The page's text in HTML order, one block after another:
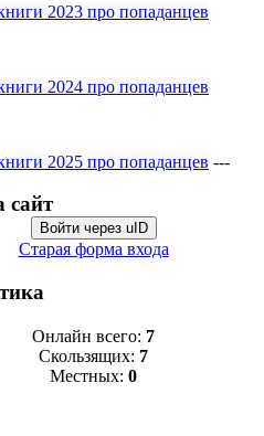
2023 про попаданцев
2024 про попаданцев
2025 про попаданцев ---
сайт
Войти через uID
Старая форма входа
Онлайн всего: 7
Скользящих: 7
Местных: 0